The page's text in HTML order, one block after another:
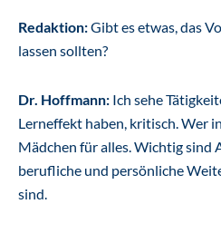
Redaktion:Gibt es etwas, das
lassen sollten?
Dr. Hoffmann: Ich sehe
Lerneffekt haben, kritisch. Wer
Mädchen für alles. Wichtig sind
berufliche und persönliche
sind.